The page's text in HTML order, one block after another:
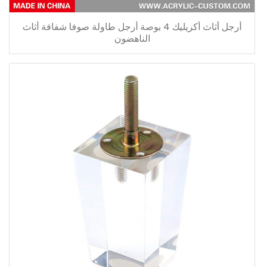
أرجل أثاث أكريليك 4 بوصة أرجل طاولة صوفا شفافة أثاث
الناهضون